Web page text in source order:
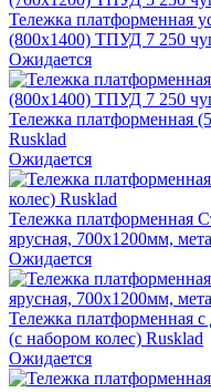
Тележка платформенная
(800х1400) ТПУД 7 250
Ожидается
Тележка платформенная
Rusklad
Ожидается
Тележка платформенная
ярусная, 700х1200мм,
Ожидается
Тележка платформенная
(с набором колес) Rusklad
Ожидается